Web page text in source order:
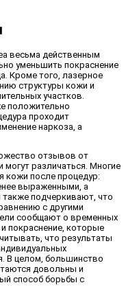
весьма действенным
уменьшить покраснение
Кроме того, лазерное
структуры кожи и
участков.
положительно
проходит
наркоза, а
отзывов от
могут различаться. Многие
кожи после процедур:
выраженными, а
подчеркивают, что
с другими
сообщают о временных
покраснение, которые
что результаты
В целом, большинство
довольны и
способ борьбы с